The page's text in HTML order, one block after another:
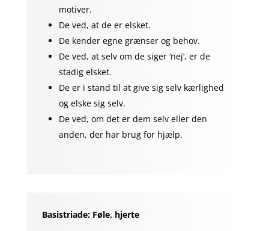
motiver.
De ved, at de er elsket.
De kender egne grænser og behov.
De ved, at selv om de siger ‘nej’, er de
stadig elsket.
De er i stand til at give sig selv kærlighed
og elske sig selv.
De ved, om det er dem selv eller den
anden, der har brug for hjælp.
Basistriade: Føle, hjerte